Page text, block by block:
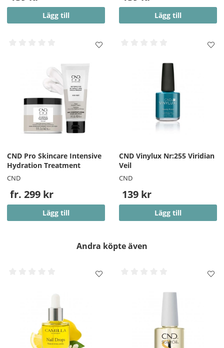
nageln finnas kvar efter borttagning.
15ml
Lägg till Lägg till
CND Pro Skincare Intensive
Hydration Treatment
CND
fr. 299 kr
Lägg till
CND Vinylux Nr:255 Viridian
Veil
CND
139 kr
Lägg till
Andra köpte även